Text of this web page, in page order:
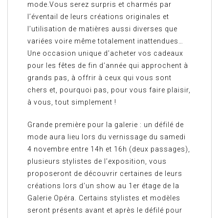
mode.Vous serez surpris et charmés par
l’éventail de leurs créations originales et
l’utilisation de matières aussi diverses que
variées voire même totalement inattendues…
Une occasion unique d’acheter vos cadeaux
pour les fêtes de fin d’année qui approchent à
grands pas, à offrir à ceux qui vous sont
chers et, pourquoi pas, pour vous faire plaisir,
à vous, tout simplement !
Grande première pour la galerie : un défilé de
mode aura lieu lors du vernissage du samedi
4 novembre entre 14h et 16h (deux passages),
plusieurs stylistes de l’exposition, vous
proposeront de découvrir certaines de leurs
créations lors d’un show au 1er étage de la
Galerie Opéra. Certains stylistes et modèles
seront présents avant et après le défilé pour